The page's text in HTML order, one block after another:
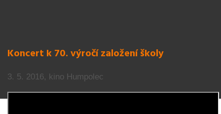
Koncert k 70. výročí založení školy
3. 5. 2016, kino Humpolec